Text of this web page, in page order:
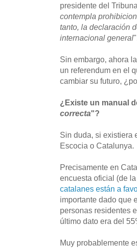
presidente del
contempla
tanto, la declaración
internacional general
Sin embargo, ahora
un referendum en el
cambiar su futuro,
¿Existe un manual
correcta"?
Sin duda, si existiera
Escocia o Catalunya.
Precisamente en
encuesta oficial (de
catalanes están a
importante dado que
personas residentes
último dato era del
Muy probablemente